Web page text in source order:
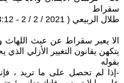
سقراط
طلال الربيعي ( 2021 / 2 / 2 - 03:12 )
الا يعبر سقراط عن عبث اللهاث
يتكهن يقانون التغيير الأزلي الذي
بقوله
-إذا لم تحصل على ما تريد ،